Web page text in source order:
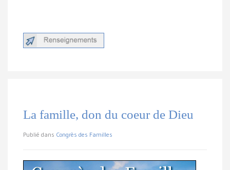
La famille, don du coeur de Dieu
Publié dans Congrès des Familles